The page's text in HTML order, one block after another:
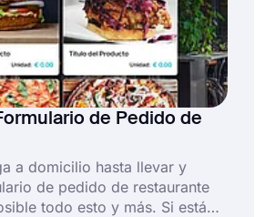
de Pedido de
a domicilio hasta llevar y
de pedido de restaurante
todo esto y más. Si está